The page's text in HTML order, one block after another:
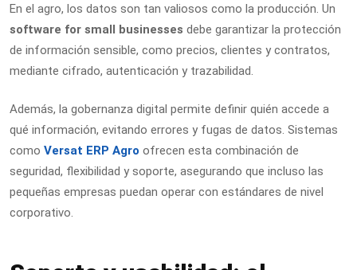
En el agro, los datos son tan valiosos como la producción. Un
software for small businesses debe garantizar la protección
de información sensible, como precios, clientes y contratos,
mediante cifrado, autenticación y trazabilidad.
Además, la gobernanza digital permite definir quién accede a
qué información, evitando errores y fugas de datos. Sistemas
como Versat ERP Agro ofrecen esta combinación de
seguridad, flexibilidad y soporte, asegurando que incluso las
pequeñas empresas puedan operar con estándares de nivel
corporativo.